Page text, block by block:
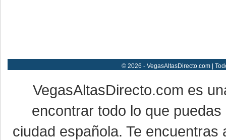
© 2026 - VegasAltasDirecto.com |
VegasAltasDirecto.com es
encontrar todo lo que
ciudad española. Te